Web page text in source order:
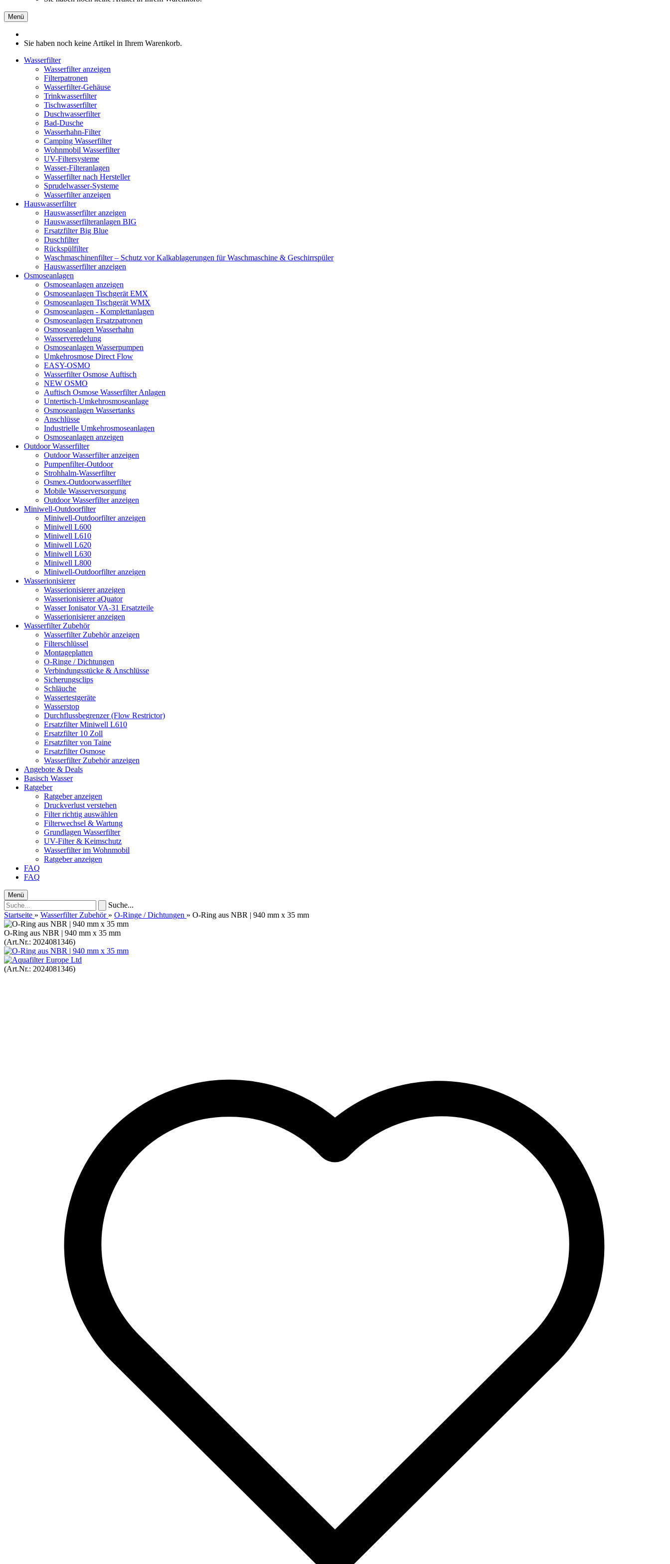
Menü
Sie haben noch keine Artikel in Ihrem Warenkorb.
Wasserfilter
Wasserfilter anzeigen
Filterpatronen
Wasserfilter-Gehäuse
Trinkwasserfilter
Tischwasserfilter
Duschwasserfilter
Bad-Dusche
Wasserhahn-Filter
Camping Wasserfilter
Wohnmobil Wasserfilter
UV-Filtersysteme
Wasser-Filteranlagen
Wasserfilter nach Hersteller
Sprudelwasser-Systeme
Wasserfilter anzeigen
Hauswasserfilter
Hauswasserfilter anzeigen
Hauswasserfilteranlagen BIG
Ersatzfilter Big Blue
Duschfilter
Rückspülfilter
Waschmaschinenfilter – Schutz vor Kalkablagerungen für Waschmaschine & Geschirrspüler
Hauswasserfilter anzeigen
Osmoseanlagen
Osmoseanlagen anzeigen
Osmoseanlagen Tischgerät EMX
Osmoseanlagen Tischgerät WMX
Osmoseanlagen - Komplettanlagen
Osmoseanlagen Ersatzpatronen
Osmoseanlagen Wasserhahn
Wasserveredelung
Osmoseanlagen Wasserpumpen
Umkehrosmose Direct Flow
EASY-OSMO
Wasserfilter Osmose Auftisch
NEW OSMO
Auftisch Osmose Wasserfilter Anlagen
Untertisch-Umkehrosmoseanlage
Osmoseanlagen Wassertanks
Anschlüsse
Industrielle Umkehrosmoseanlagen
Osmoseanlagen anzeigen
Outdoor Wasserfilter
Outdoor Wasserfilter anzeigen
Pumpenfilter-Outdoor
Strohhalm-Wasserfilter
Osmex-Outdoorwasserfilter
Mobile Wasserversorgung
Outdoor Wasserfilter anzeigen
Miniwell-Outdoorfilter
Miniwell-Outdoorfilter anzeigen
Miniwell L600
Miniwell L610
Miniwell L620
Miniwell L630
Miniwell L800
Miniwell-Outdoorfilter anzeigen
Wasserionisierer
Wasserionisierer anzeigen
Wasserionisierer aQuator
Wasser Ionisator VA-31 Ersatzteile
Wasserionisierer anzeigen
Wasserfilter Zubehör
Wasserfilter Zubehör anzeigen
Filterschlüssel
Montageplatten
O-Ringe / Dichtungen
Verbindungsstücke & Anschlüsse
Sicherungsclips
Schläuche
Wassertestgeräte
Wasserstop
Durchflussbegrenzer (Flow Restrictor)
Ersatzfilter Miniwell L610
Ersatzfilter 10 Zoll
Ersatzfilter von Taine
Ersatzfilter Osmose
Wasserfilter Zubehör anzeigen
Angebote & Deals
Basisch Wasser
Ratgeber
Ratgeber anzeigen
Druckverlust verstehen
Filter richtig auswählen
Filterwechsel & Wartung
Grundlagen Wasserfilter
UV-Filter & Keimschutz
Wasserfilter im Wohnmobil
Ratgeber anzeigen
FAQ
FAQ
Menü
Suche...
Startseite » Wasserfilter Zubehör » O-Ringe / Dichtungen » O-Ring aus NBR | 940 mm x 35 mm
O-Ring aus NBR | 940 mm x 35 mm
(Art.Nr.: 2024081346)
(Art.Nr.: 2024081346)